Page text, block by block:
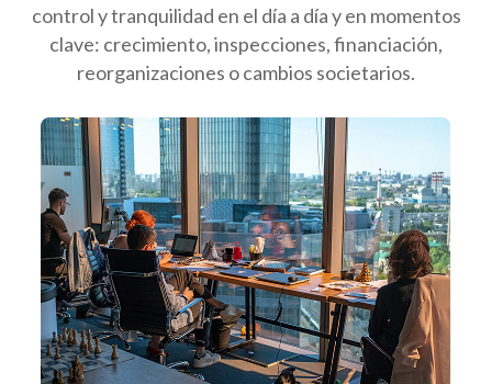
control y tranquilidad en el día a día y en momentos
clave: crecimiento, inspecciones, financiación,
reorganizaciones o cambios societarios.